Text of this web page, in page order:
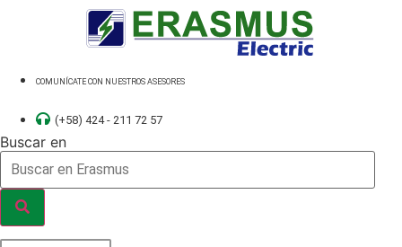
COMUNÍCATE CON NUESTROS ASESORES
(+58) 424 - 211 72 57
Buscar en